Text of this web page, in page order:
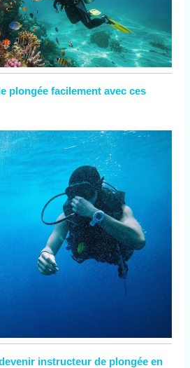
plongée facilement avec ces
instructeur de plongée en